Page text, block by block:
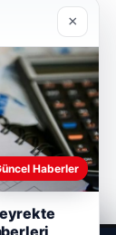
×
Haberler